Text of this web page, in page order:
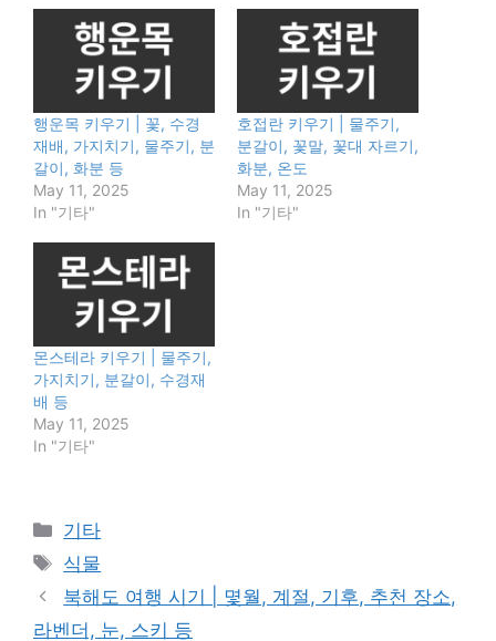
행운목 키우기 | 꽃, 수경
재배, 가지치기, 물주기, 분
갈이, 화분 등
May 11, 2025
In "기타"
호접란 키우기 | 물주기,
분갈이, 꽃말, 꽃대 자르기,
화분, 온도
May 11, 2025
In "기타"
몬스테라 키우기 | 물주기,
가지치기, 분갈이, 수경재
배 등
May 11, 2025
In "기타"
Categories
기타
Tags
식물
북해도 여행 시기 | 몇월, 계절, 기후, 추천 장소,
라벤더, 눈, 스키 등